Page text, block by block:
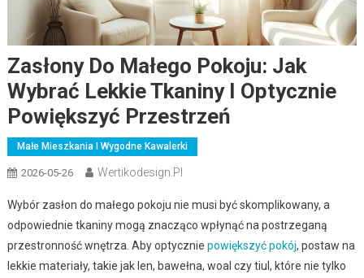
Zasłony Do Małego Pokoju: Jak
Wybrać Lekkie Tkaniny I Optycznie
Powiększyć Przestrzeń
Małe Mieszkania I Wygodne Kawalerki
2026-05-26 Wertikodesign.pl
Wybór zasłon do małego pokoju nie musi być skomplikowany, a
odpowiednie tkaniny mogą znacząco wpłynąć na postrzeganą
przestronność wnętrza. Aby optycznie powiększyć pokój, postaw na
lekkie materiały, takie jak len, bawełna, woal czy tiul, które nie tylko